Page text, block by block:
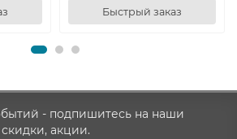
Быстрый заказ
- подпишитесь на наши
акции.